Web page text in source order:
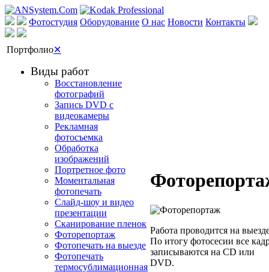
Фотостудия Оборудование О нас Новости Контакты
Работа проводится на
По итогу фотосесии все
записываются на CD или
DVD.
Портфолио✕
Виды работ
Восстановление
фотографий
Запись DVD с
видеокамеры
Рекламная
фотосъемка
Обработка
изображений
Портретное фото
Моментальная
фотопечать
Слайд-шоу и видео
презентации
Сканирование пленок
Фоторепортаж
Фотопечать на выезде
Фотопечать
термосублимационная